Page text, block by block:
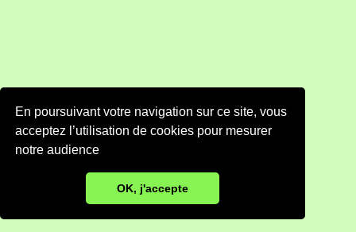
En poursuivant votre navigation sur ce site, vous
acceptez l’utilisation de cookies pour mesurer
notre audience
OK, j'accepte